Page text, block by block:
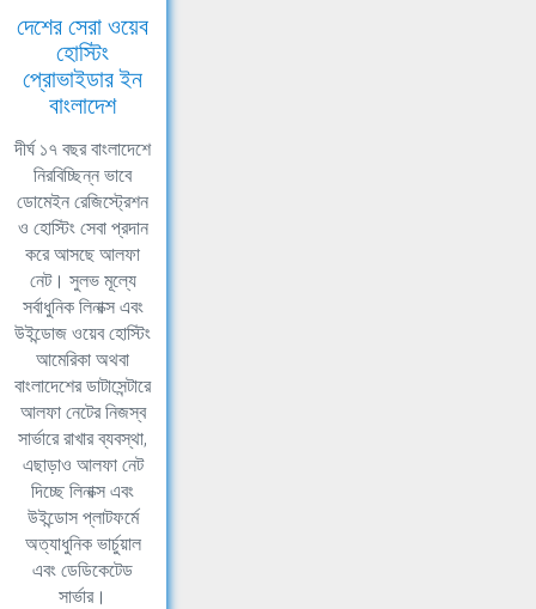
দেশের সেরা ওয়েব
হোস্টিং
প্রোভাইডার ইন
বাংলাদেশ
দীর্ঘ ১৭ বছর বাংলাদেশে
নিরবিচ্ছিন্ন ভাবে
ডোমেইন রেজিস্ট্রেশন
ও হোস্টিং সেবা প্রদান
করে আসছে আলফা
নেট। সুলভ মূল্যে
সর্বাধুনিক লিনাক্স এবং
উইন্ডোজ ওয়েব হোস্টিং
আমেরিকা অথবা
বাংলাদেশের ডাটাসেন্টারে
আলফা নেটের নিজস্ব
সার্ভারে রাখার ব্যবস্থা,
এছাড়াও আলফা নেট
দিচ্ছে লিনাক্স এবং
উইন্ডোস প্লাটফর্মে
অত্যাধুনিক ভার্চুয়াল
এবং ডেডিকেটেড
সার্ভার।